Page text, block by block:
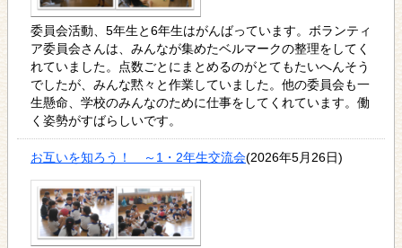
委員会活動、5年生と6年生はがんばっています。ボランティ
ア委員会さんは、みんなが集めたベルマークの整理をしてく
れていました。点数ごとにまとめるのがとてもたいへんそう
でしたが、みんな黙々と作業していました。他の委員会も一
生懸命、学校のみんなのために仕事をしてくれています。働
く姿勢がすばらしいです。
お互いを知ろう！ ～1・2年生交流会(2026年5月26日)